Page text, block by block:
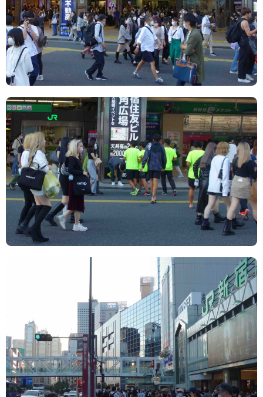
TAGS PEOPLE RANKING
ART WORLD CULTURAL ESSAYS POP CULTURE JP-SOCIETY
POLITICS REVIEWS